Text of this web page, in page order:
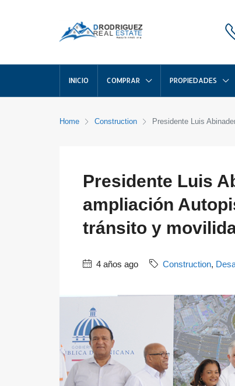
INICIO COMPRAR PROPIEDADES
Home Construction Presidente Luis
Presidente Luis
ampliación
tránsito y
4 años ago Construction,